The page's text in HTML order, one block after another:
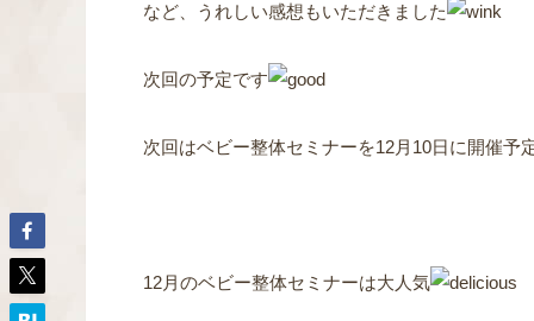
など、うれしい感想もいただきました
次回の予定です
次回はベビー整体セミナーを12月10日に開催予
12月のベビー整体セミナーは大人気